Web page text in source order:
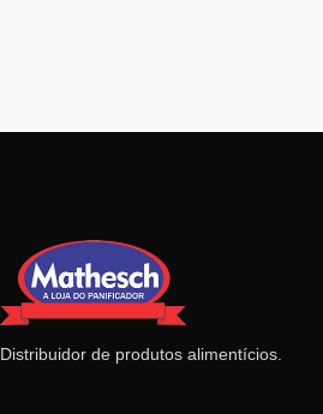
Distribuidor de produtos alimentícios.